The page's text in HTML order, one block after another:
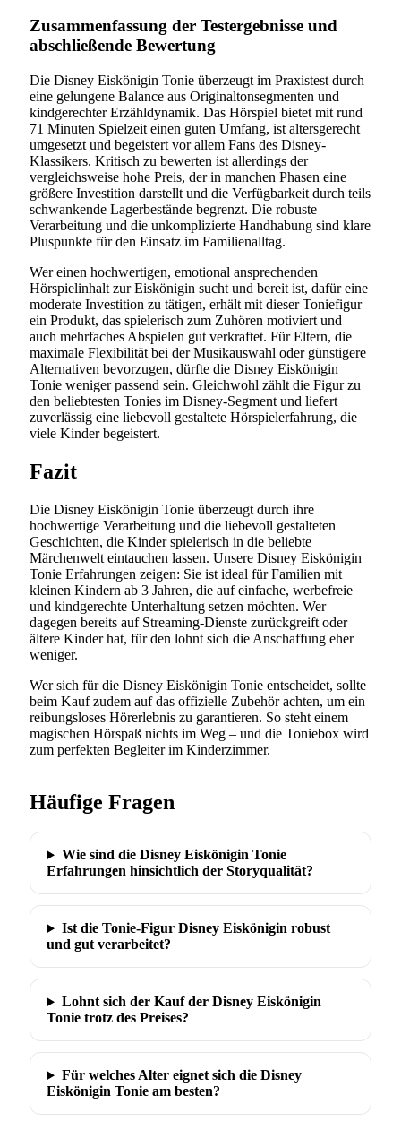
Zusammenfassung der Testergebnisse und
abschließende Bewertung
Die Disney Eiskönigin Tonie überzeugt im Praxistest durch
eine gelungene Balance aus Originaltonsegmenten und
kindgerechter Erzähldynamik. Das Hörspiel bietet mit rund
71 Minuten Spielzeit einen guten Umfang, ist altersgerecht
umgesetzt und begeistert vor allem Fans des Disney-
Klassikers. Kritisch zu bewerten ist allerdings der
vergleichsweise hohe Preis, der in manchen Phasen eine
größere Investition darstellt und die Verfügbarkeit durch teils
schwankende Lagerbestände begrenzt. Die robuste
Verarbeitung und die unkomplizierte Handhabung sind klare
Pluspunkte für den Einsatz im Familienalltag.
Wer einen hochwertigen, emotional ansprechenden
Hörspielinhalt zur Eiskönigin sucht und bereit ist, dafür eine
moderate Investition zu tätigen, erhält mit dieser Toniefigur
ein Produkt, das spielerisch zum Zuhören motiviert und
auch mehrfaches Abspielen gut verkraftet. Für Eltern, die
maximale Flexibilität bei der Musikauswahl oder günstigere
Alternativen bevorzugen, dürfte die Disney Eiskönigin
Tonie weniger passend sein. Gleichwohl zählt die Figur zu
den beliebtesten Tonies im Disney-Segment und liefert
zuverlässig eine liebevoll gestaltete Hörspielerfahrung, die
viele Kinder begeistert.
Fazit
Die Disney Eiskönigin Tonie überzeugt durch ihre
hochwertige Verarbeitung und die liebevoll gestalteten
Geschichten, die Kinder spielerisch in die beliebte
Märchenwelt eintauchen lassen. Unsere Disney Eiskönigin
Tonie Erfahrungen zeigen: Sie ist ideal für Familien mit
kleinen Kindern ab 3 Jahren, die auf einfache, werbefreie
und kindgerechte Unterhaltung setzen möchten. Wer
dagegen bereits auf Streaming-Dienste zurückgreift oder
ältere Kinder hat, für den lohnt sich die Anschaffung eher
weniger.
Wer sich für die Disney Eiskönigin Tonie entscheidet, sollte
beim Kauf zudem auf das offizielle Zubehör achten, um ein
reibungsloses Hörerlebnis zu garantieren. So steht einem
magischen Hörspaß nichts im Weg – und die Toniebox wird
zum perfekten Begleiter im Kinderzimmer.
Häufige Fragen
Wie sind die Disney Eiskönigin Tonie
Erfahrungen hinsichtlich der Storyqualität?
Ist die Tonie-Figur Disney Eiskönigin robust
und gut verarbeitet?
Lohnt sich der Kauf der Disney Eiskönigin
Tonie trotz des Preises?
Für welches Alter eignet sich die Disney
Eiskönigin Tonie am besten?